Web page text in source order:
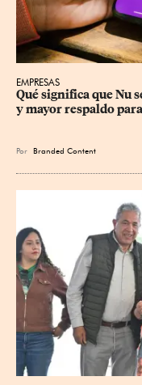
EMPRESAS
Qué significa que Nu
y mayor respaldo
Por Branded Content